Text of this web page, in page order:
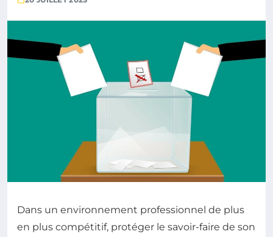
Dans un environnement professionnel de plus
en plus compétitif, protéger le savoir-faire de son